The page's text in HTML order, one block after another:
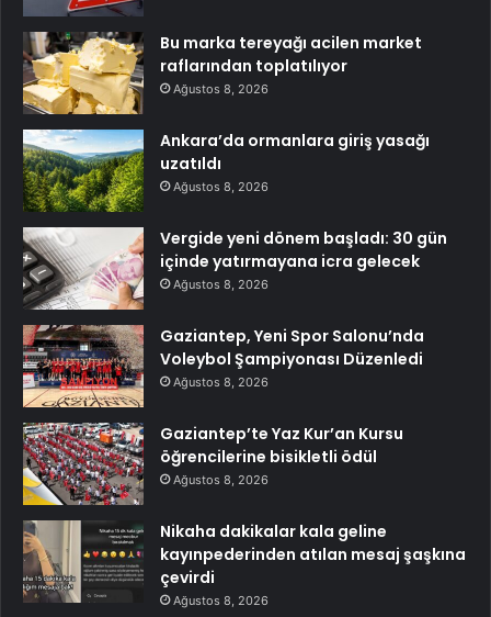
Bu marka tereyağı acilen market
raflarından toplatılıyor
Ağustos 8, 2026
Ankara’da ormanlara giriş yasağı
uzatıldı
Ağustos 8, 2026
Vergide yeni dönem başladı: 30 gün
içinde yatırmayana icra gelecek
Ağustos 8, 2026
Gaziantep, Yeni Spor Salonu’nda
Voleybol Şampiyonası Düzenledi
Ağustos 8, 2026
Gaziantep’te Yaz Kur’an Kursu
öğrencilerine bisikletli ödül
Ağustos 8, 2026
Nikaha dakikalar kala geline
kayınpederinden atılan mesaj şaşkına
çevirdi
Ağustos 8, 2026